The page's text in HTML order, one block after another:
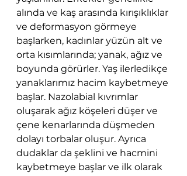
alında ve kaş arasında kırışıklıklar
ve deformasyon görmeye
başlarken, kadınlar yüzün alt ve
orta kısımlarında; yanak, ağız ve
boyunda görürler. Yaş ilerledikçe
yanaklarımız hacim kaybetmeye
başlar. Nazolabial kıvrımlar
oluşarak ağız köşeleri düşer ve
çene kenarlarında düşmeden
dolayı torbalar oluşur. Ayrıca
dudaklar da şeklini ve hacmini
kaybetmeye başlar ve ilk olarak